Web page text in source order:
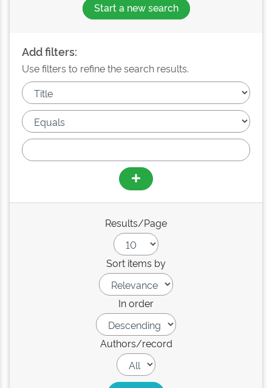
Start a new search
Add filters:
Use filters to refine the search results.
Results/Page
Sort items by
In order
Authors/record